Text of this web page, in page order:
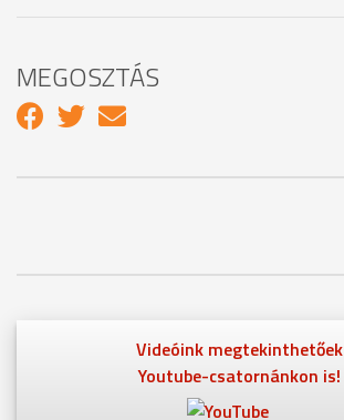
MEGOSZTÁS
Videóink megtekinthetőek
Youtube-csatornánkon is!